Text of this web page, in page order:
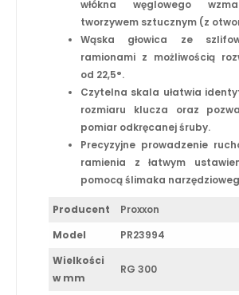
włókna węglowego
tworzywem sztucznym (z
Wąska głowica ze
ramionami z możliwością
od 22,5°.
Czytelna skala ułatwia
rozmiaru klucza oraz
pomiar odkręcanej śruby.
Precyzyjne prowadzenie
ramienia z łatwym
pomocą ślimaka
Producent
Proxxon
Model
PR23994
Wielkości
w mm
RG 300